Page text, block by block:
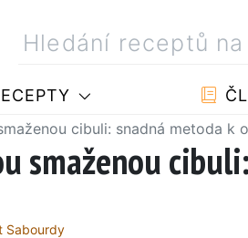
cibuli: snadná metoda k
smaženou
Sabourdy